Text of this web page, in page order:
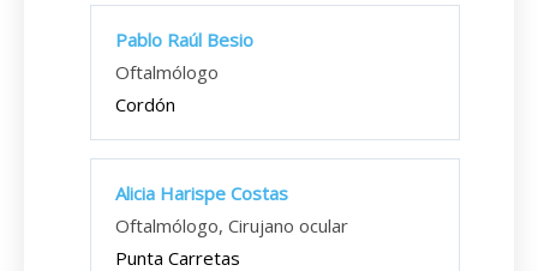
Pablo Raúl Besio
Oftalmólogo
Cordón
Alicia Harispe Costas
Oftalmólogo, Cirujano ocular
Punta Carretas